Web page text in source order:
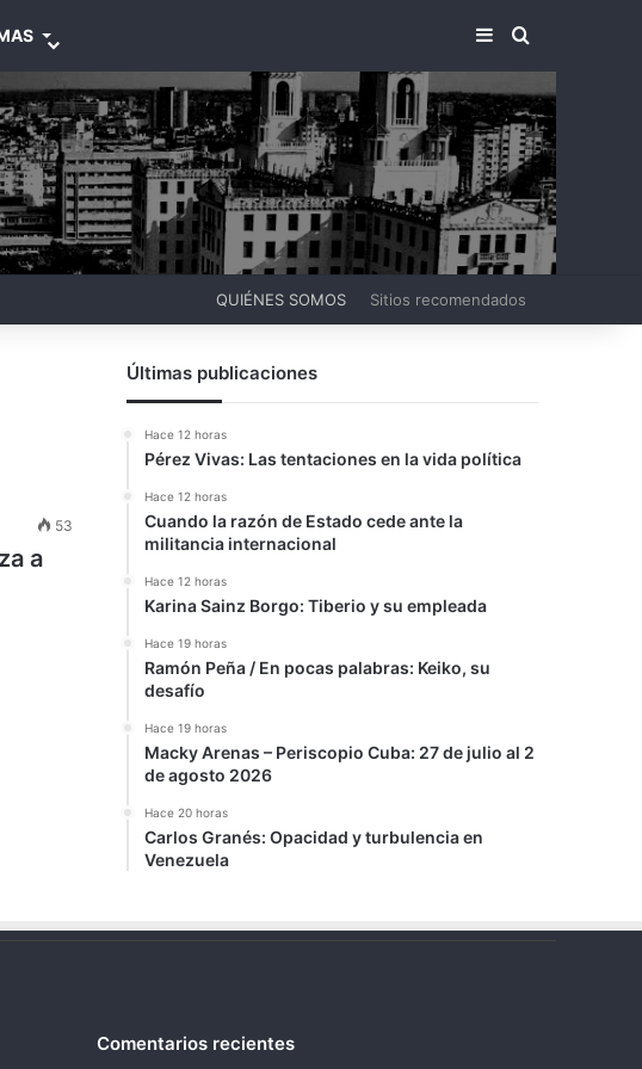
BARRA LATERAL
BUSCAR
QUIÉNES SOMOS Sitios recomendados
53
a
Últimas publicaciones
Hace 12 horas
Pérez Vivas: Las tentaciones en la vida política
Hace 12 horas
Cuando la razón de Estado cede ante la
militancia internacional
Hace 12 horas
Karina Sainz Borgo: Tiberio y su empleada
Hace 19 horas
Ramón Peña / En pocas palabras: Keiko, su
desafío
Hace 19 horas
Macky Arenas – Periscopio Cuba: 27 de julio al 2
de agosto 2026
Hace 20 horas
Carlos Granés: Opacidad y turbulencia en
Venezuela
Comentarios recientes